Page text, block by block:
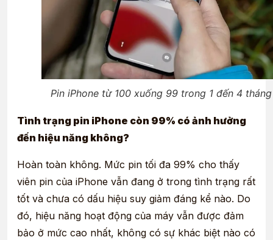
Pin iPhone từ 100 xuống 99 trong 1 đến 4 tháng
Tình trạng pin iPhone còn 99% có ảnh hưởng
đến hiệu năng không?
Hoàn toàn không. Mức pin tối đa 99% cho thấy
viên pin của iPhone vẫn đang ở trong tình trạng rất
tốt và chưa có dấu hiệu suy giảm đáng kể nào. Do
đó, hiệu năng hoạt động của máy vẫn được đảm
bảo ở mức cao nhất, không có sự khác biệt nào có